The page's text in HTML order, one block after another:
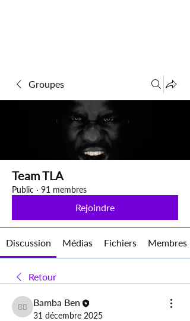
Groupes
Team TLA
Public · 91 membres
Rejoindre
Discussion Médias Fichiers Membres
Retour
Bamba Ben
Bamba Ben
31 décembre 2025